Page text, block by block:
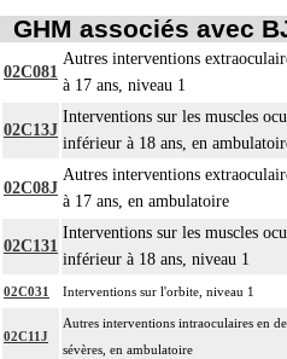
GHM associés avec
02C081
Autres interventions
à 17 ans, niveau 1
02C13J
Interventions sur les muscles
inférieur à 18 ans, en
02C08J
Autres interventions
à 17 ans, en ambulatoire
02C131
Interventions sur les muscles
inférieur à 18 ans, niveau 1
02C031 Interventions sur l'orbite, niveau 1
02C11J
Autres interventions intraoculaires en
sévères, en ambulatoire